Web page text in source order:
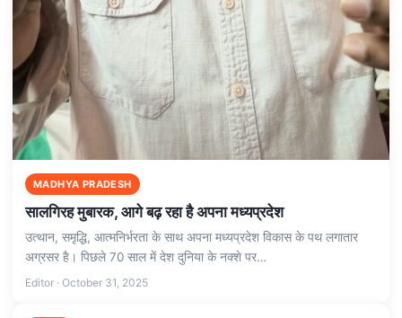
MADHYA PRADESH
सालगिरह मुबारक, आगे बढ़ रहा है अपना मध्यप्रदेश
उत्थान, समृद्धि, आत्मनिर्भरता के साथ अपना मध्यप्रदेश विकास के पथ लगातार
अग्रसर है। पिछले 70 साल में देश दुनिया के नक्शे पर…
Editor · October 31, 2025